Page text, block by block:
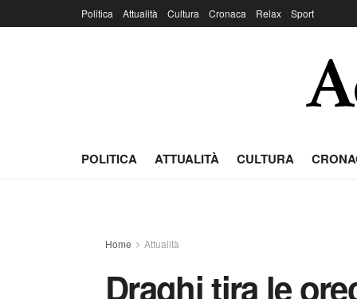
Politica Attualità Cultura Cronaca Relax Sport
POLITICA ATTUALITÀ CULTURA
Home Attualità
Draghi tira le